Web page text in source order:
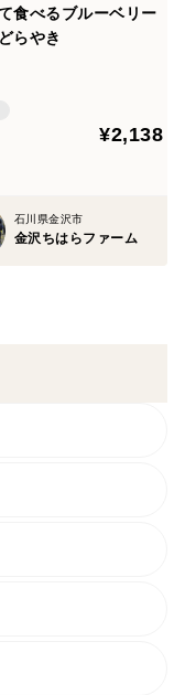
食べるブルーベリー
らやき
¥2,138
石川県金沢市
金沢ちはらファーム